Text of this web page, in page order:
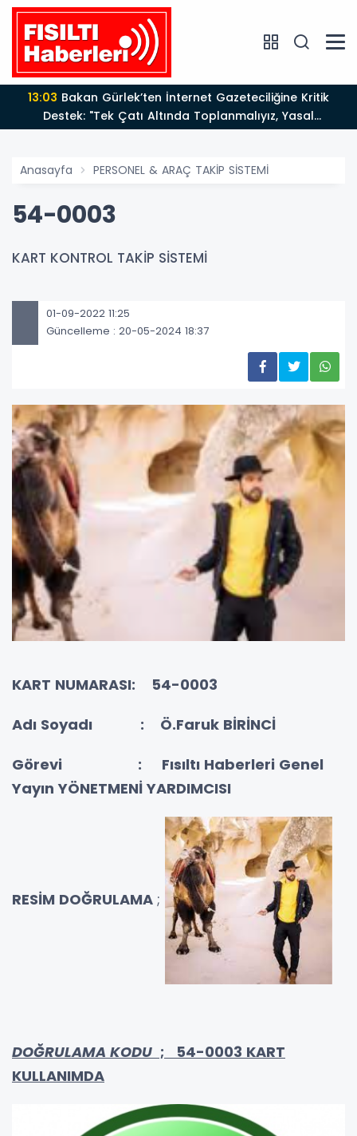
13:03
Destek: "Tek Çatı Altında Toplanmalıyız, Yasal
Düzenlemeye Hazırız"
Anasayfa PERSONEL & ARAÇ TAKİP SİSTEMİ
54-0003
KART KONTROL TAKİP SİSTEMİ
01-09-2022 11:25
Güncelleme : 20-05-2024 18:37
KART NUMARASI: 54-0003
Adı Soyadı : Ö.Faruk BİRİNCİ
Görevi :
Fısıltı Haberleri Genel
Yayın YÖNETMENİ YARDIMCISI
RESİM DOĞRULAMA ;
DOĞRULAMA KODU ; 54-0003 KART
KULLANIMDA